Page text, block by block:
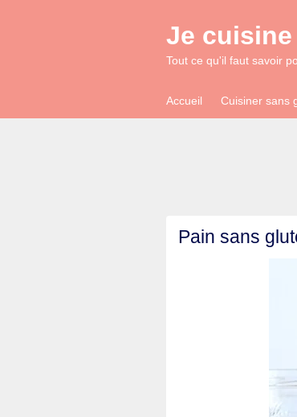
Je
Tout ce qu'il faut savoir
Accueil Cuisiner sans
Pain sans